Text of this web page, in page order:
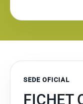
SEDE OFICIAL
FICHET